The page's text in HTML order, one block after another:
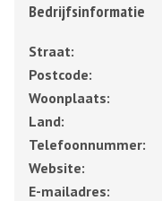
Bedrijfsinformatie
Straat:
Postcode:
Woonplaats:
Land:
Telefoonnummer:
Website:
E-mailadres: